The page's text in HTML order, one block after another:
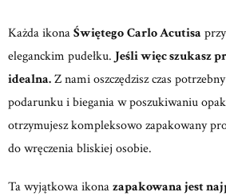
Każda ikonaŚwiętego Carlo Acutisa
eleganckim pudełku. Jeśli więc szukasz
idealna.Z nami oszczędzisz czas
podarunku i biegania w poszukiwaniu
otrzymujesz kompleksowo zapakowany
do wręczenia bliskiej osobie.
Ta wyjątkowa ikonazapakowana jest